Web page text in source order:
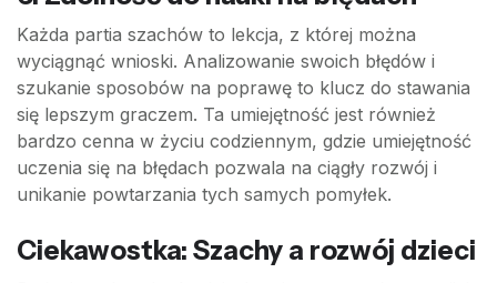
Każda partia szachów to lekcja, z której można
wyciągnąć wnioski. Analizowanie swoich błędów i
szukanie sposobów na poprawę to klucz do stawania
się lepszym graczem. Ta umiejętność jest również
bardzo cenna w życiu codziennym, gdzie umiejętność
uczenia się na błędach pozwala na ciągły rozwój i
unikanie powtarzania tych samych pomyłek.
Ciekawostka: Szachy a rozwój dzieci